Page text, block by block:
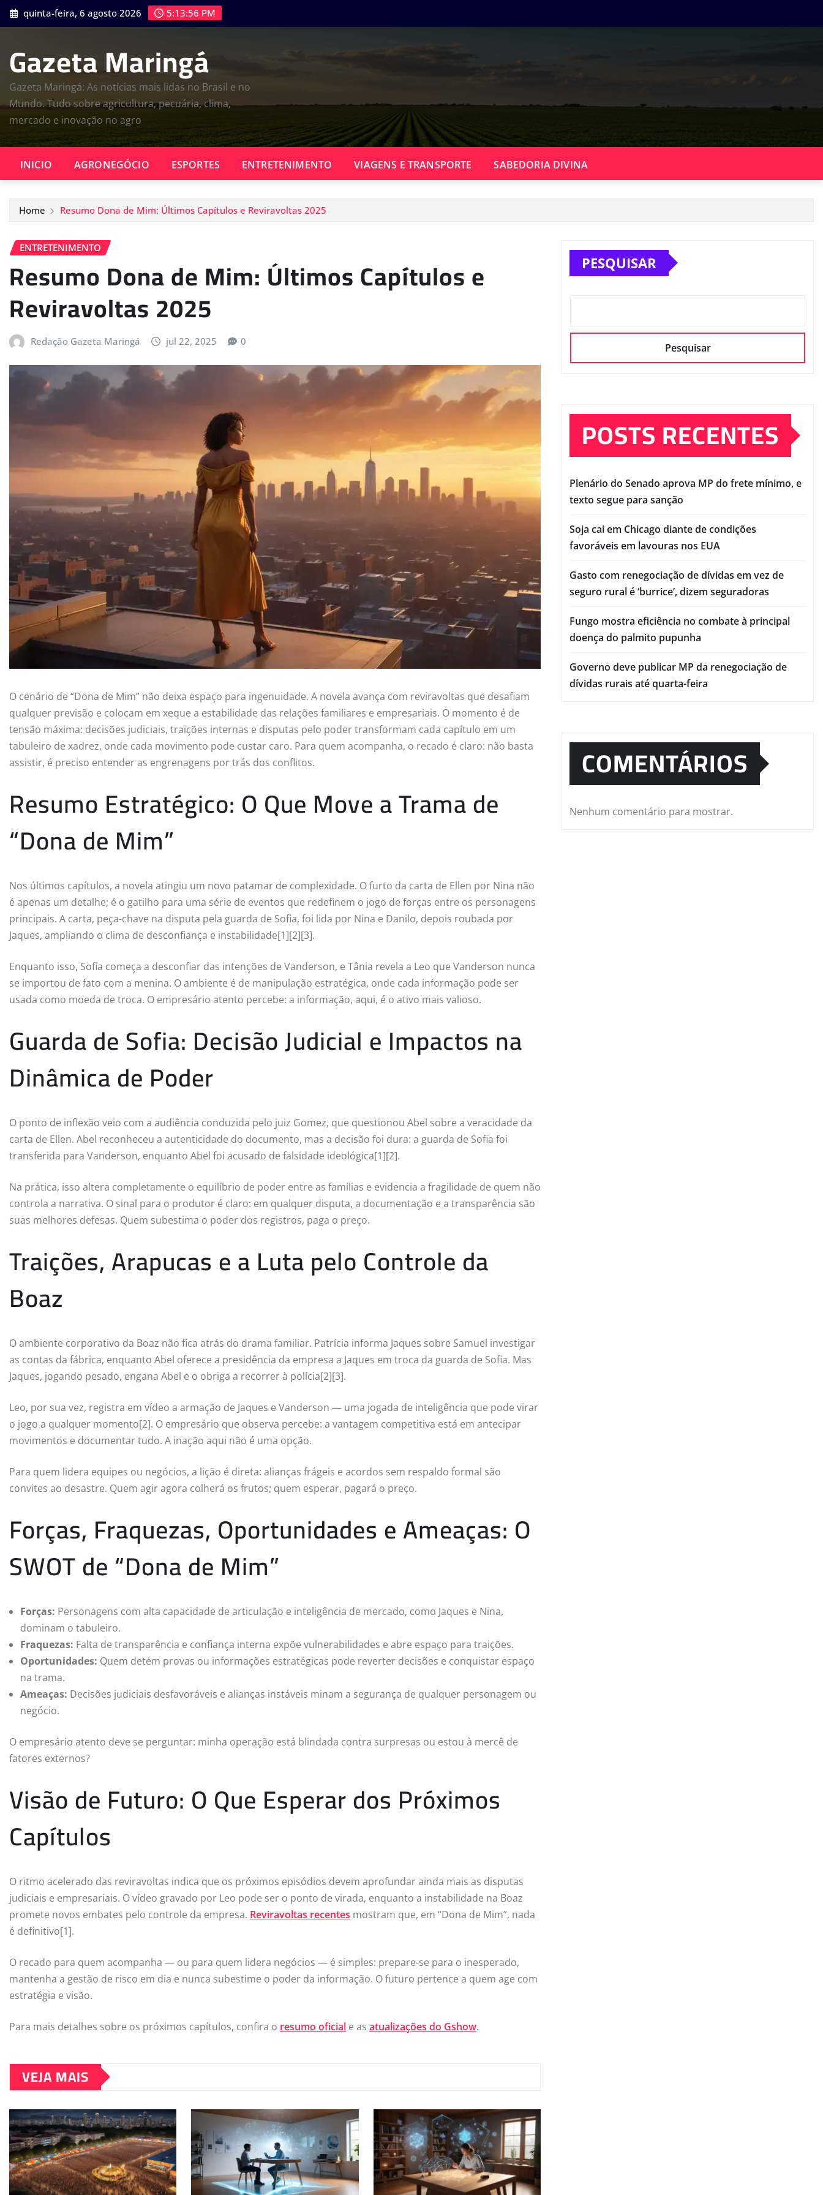
Skip
to
quinta-feira, 6 agosto 2026 5:13:57 PM
Gazeta Maringá
Gazeta Maringá: As notícias mais lidas no Brasil e no
Mundo. Tudo sobre agricultura, pecuária, clima,
mercado e inovação no agro
INICIO AGRONEGÓCIO ESPORTES ENTRETENIMENTO VIAGENS E TRANSPORTE SABEDORIA DIVINA
Home Resumo Dona de Mim: Últimos Capítulos e Reviravoltas 2025
ENTRETENIMENTO
Resumo Dona de Mim: Últimos Capítulos e
Reviravoltas 2025
Redação Gazeta Maringá jul 22, 2025 0
O cenário de “Dona de Mim” não deixa espaço para ingenuidade. A novela avança com reviravoltas que desafiam
qualquer previsão e colocam em xeque a estabilidade das relações familiares e empresariais. O momento é de
tensão máxima: decisões judiciais, traições internas e disputas pelo poder transformam cada capítulo em um
tabuleiro de xadrez, onde cada movimento pode custar caro. Para quem acompanha, o recado é claro: não basta
assistir, é preciso entender as engrenagens por trás dos conflitos.
Resumo Estratégico: O Que Move a Trama de
“Dona de Mim”
Nos últimos capítulos, a novela atingiu um novo patamar de complexidade. O furto da carta de Ellen por Nina não
é apenas um detalhe; é o gatilho para uma série de eventos que redefinem o jogo de forças entre os personagens
principais. A carta, peça-chave na disputa pela guarda de Sofia, foi lida por Nina e Danilo, depois roubada por
Jaques, ampliando o clima de desconfiança e instabilidade[1][2][3].
Enquanto isso, Sofia começa a desconfiar das intenções de Vanderson, e Tânia revela a Leo que Vanderson nunca
se importou de fato com a menina. O ambiente é de manipulação estratégica, onde cada informação pode ser
usada como moeda de troca. O empresário atento percebe: a informação, aqui, é o ativo mais valioso.
Guarda de Sofia: Decisão Judicial e Impactos na
Dinâmica de Poder
O ponto de inflexão veio com a audiência conduzida pelo juiz Gomez, que questionou Abel sobre a veracidade da
carta de Ellen. Abel reconheceu a autenticidade do documento, mas a decisão foi dura: a guarda de Sofia foi
transferida para Vanderson, enquanto Abel foi acusado de falsidade ideológica[1][2].
Na prática, isso altera completamente o equilíbrio de poder entre as famílias e evidencia a fragilidade de quem não
controla a narrativa. O sinal para o produtor é claro: em qualquer disputa, a documentação e a transparência são
suas melhores defesas. Quem subestima o poder dos registros, paga o preço.
Traições, Arapucas e a Luta pelo Controle da
Boaz
O ambiente corporativo da Boaz não fica atrás do drama familiar. Patrícia informa Jaques sobre Samuel investigar
as contas da fábrica, enquanto Abel oferece a presidência da empresa a Jaques em troca da guarda de Sofia. Mas
Jaques, jogando pesado, engana Abel e o obriga a recorrer à polícia[2][3].
Leo, por sua vez, registra em vídeo a armação de Jaques e Vanderson — uma jogada de inteligência que pode virar
o jogo a qualquer momento[2]. O empresário que observa percebe: a vantagem competitiva está em antecipar
movimentos e documentar tudo. A inação aqui não é uma opção.
Para quem lidera equipes ou negócios, a lição é direta: alianças frágeis e acordos sem respaldo formal são
convites ao desastre. Quem agir agora colherá os frutos; quem esperar, pagará o preço.
Forças, Fraquezas, Oportunidades e Ameaças: O
SWOT de “Dona de Mim”
Forças: Personagens com alta capacidade de articulação e inteligência de mercado, como Jaques e Nina,
dominam o tabuleiro.
Fraquezas: Falta de transparência e confiança interna expõe vulnerabilidades e abre espaço para traições.
Oportunidades: Quem detém provas ou informações estratégicas pode reverter decisões e conquistar espaço
na trama.
Ameaças: Decisões judiciais desfavoráveis e alianças instáveis minam a segurança de qualquer personagem ou
negócio.
O empresário atento deve se perguntar: minha operação está blindada contra surpresas ou estou à mercê de
fatores externos?
Visão de Futuro: O Que Esperar dos Próximos
Capítulos
O ritmo acelerado das reviravoltas indica que os próximos episódios devem aprofundar ainda mais as disputas
judiciais e empresariais. O vídeo gravado por Leo pode ser o ponto de virada, enquanto a instabilidade na Boaz
promete novos embates pelo controle da empresa. Reviravoltas recentes mostram que, em “Dona de Mim”, nada
é definitivo[1].
O recado para quem acompanha — ou para quem lidera negócios — é simples: prepare-se para o inesperado,
mantenha a gestão de risco em dia e nunca subestime o poder da informação. O futuro pertence a quem age com
estratégia e visão.
Para mais detalhes sobre os próximos capítulos, confira o resumo oficial e as atualizações do Gshow.
VEJA MAIS
PESQUISAR
Pesquisar
POSTS RECENTES
Plenário do Senado aprova MP do frete mínimo, e
texto segue para sanção
Soja cai em Chicago diante de condições
favoráveis em lavouras nos EUA
Gasto com renegociação de dívidas em vez de
seguro rural é ‘burrice’, dizem seguradoras
Fungo mostra eficiência no combate à principal
doença do palmito pupunha
Governo deve publicar MP da renegociação de
dívidas rurais até quarta-feira
COMENTÁRIOS
Nenhum comentário para mostrar.